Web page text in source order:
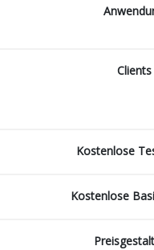
Clients
Kostenlose
Kostenlose